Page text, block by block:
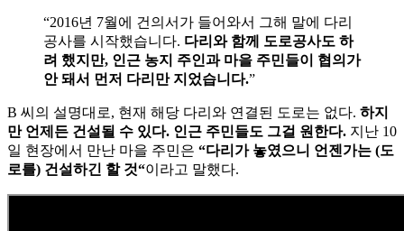
“2016년 7월에 건의서가 들어와서 그해 말에 다리
공사를 시작했습니다. 다리와 함께 도로공사도 하
려 했지만, 인근 농지 주인과 마을 주민들이 협의가
안 돼서 먼저 다리만 지었습니다.”
B 씨의 설명대로, 현재 해당 다리와 연결된 도로는 없다. 하지
만 언제든 건설될 수 있다. 인근 주민들도 그걸 원한다. 지난 10
일 현장에서 만난 마을 주민은 “다리가 놓였으니 언젠가는 (도
로를) 건설하긴 할 것“이라고 말했다.